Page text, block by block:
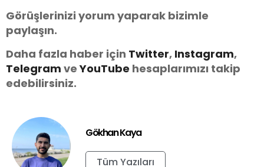
Görüşlerinizi yorum yaparak bizimle
paylaşın.
Daha fazla haber için Twitter, Instagram,
Telegram veYouTube hesaplarımızı takip
edebilirsiniz.
Gökhan Kaya
Tüm Yazıları